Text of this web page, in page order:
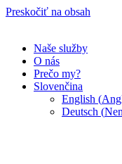
Preskočiť na obsah
Naše služby
O nás
Prečo my?
Slovenčina
English (
Deutsch (